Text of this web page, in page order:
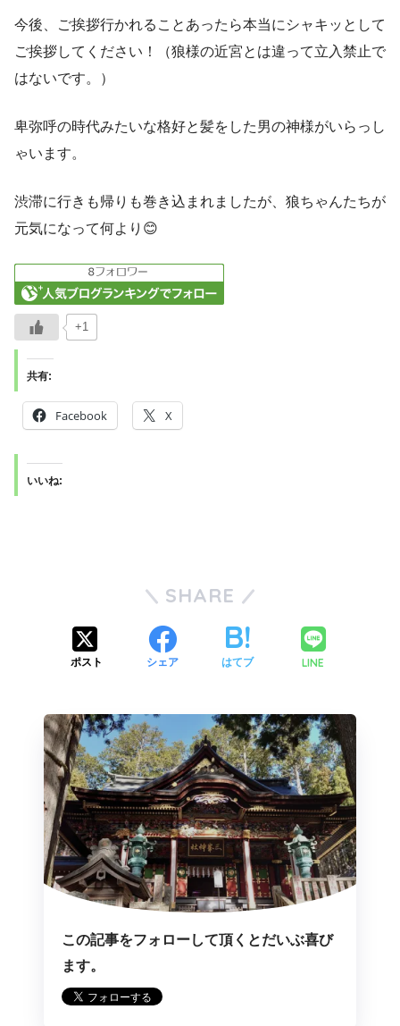
今後、ご挨拶行かれることあったら本当にシャキッとして
ご挨拶してください！（狼様の近宮とは違って立入禁止で
はないです。）
卑弥呼の時代みたいな格好と髪をした男の神様がいらっし
ゃいます。
渋滞に行きも帰りも巻き込まれましたが、狼ちゃんたちが
元気になって何より😊
+1
共有:
Facebook X
いいね:
SHARE
ポスト シェア はてブ LINE
この記事をフォローして頂くとだいぶ喜び
ます。